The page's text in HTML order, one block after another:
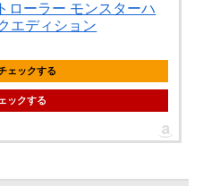
ローラー モンスターハ
エディション
ェックする
ックする